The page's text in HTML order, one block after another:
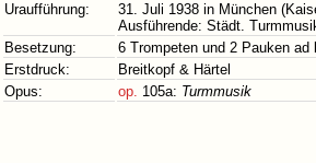
Uraufführung:
31. Juli 1938 in München
Ausführende: Städt.
Besetzung:
6 Trompeten und 2 Pauken ad
Erstdruck:
Breitkopf & Härtel
Opus:
op. 105a: Turmmusik